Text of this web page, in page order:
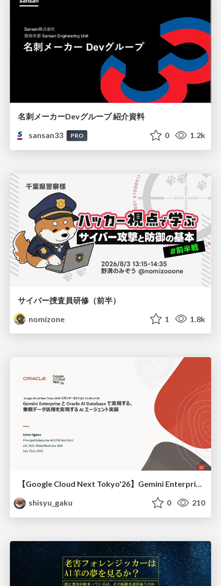
名刺メーカーDevグループ 紹介資料
sansan33
PRO 0 1.2k
サイバー捜査員研修（前半）
nomizone
1 1.8k
【Google Cloud Next Tokyo'26】Gemini Enterprise と Oracle AI Database で実現する、 業務データ活用を実現する AI エージェント実装
shisyu_gaku
0 210